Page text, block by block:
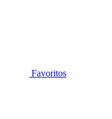
Favoritos